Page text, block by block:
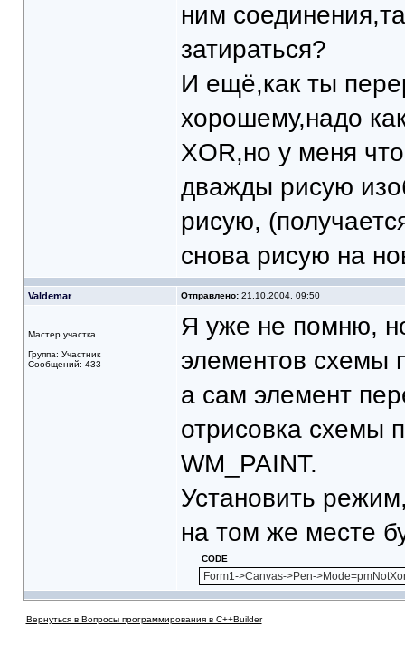
ним
затираться?
И ещё,как ты
хорошему,надо
XOR,но у меня
дважды рисую
рисую,
снова рисую на
Valdemar Отправлено:21.10.2004, 09:50
Мастер участка
Группа: Участник
Сообщений: 433
Я уже не помню,
элементов схемы
а сам элемент
отрисовка схемы
WM_PAINT.
Установить
на том же месте
CODE
Form1->Canvas->Pen-
Вернуться в Вопросы программирования в C++Builder